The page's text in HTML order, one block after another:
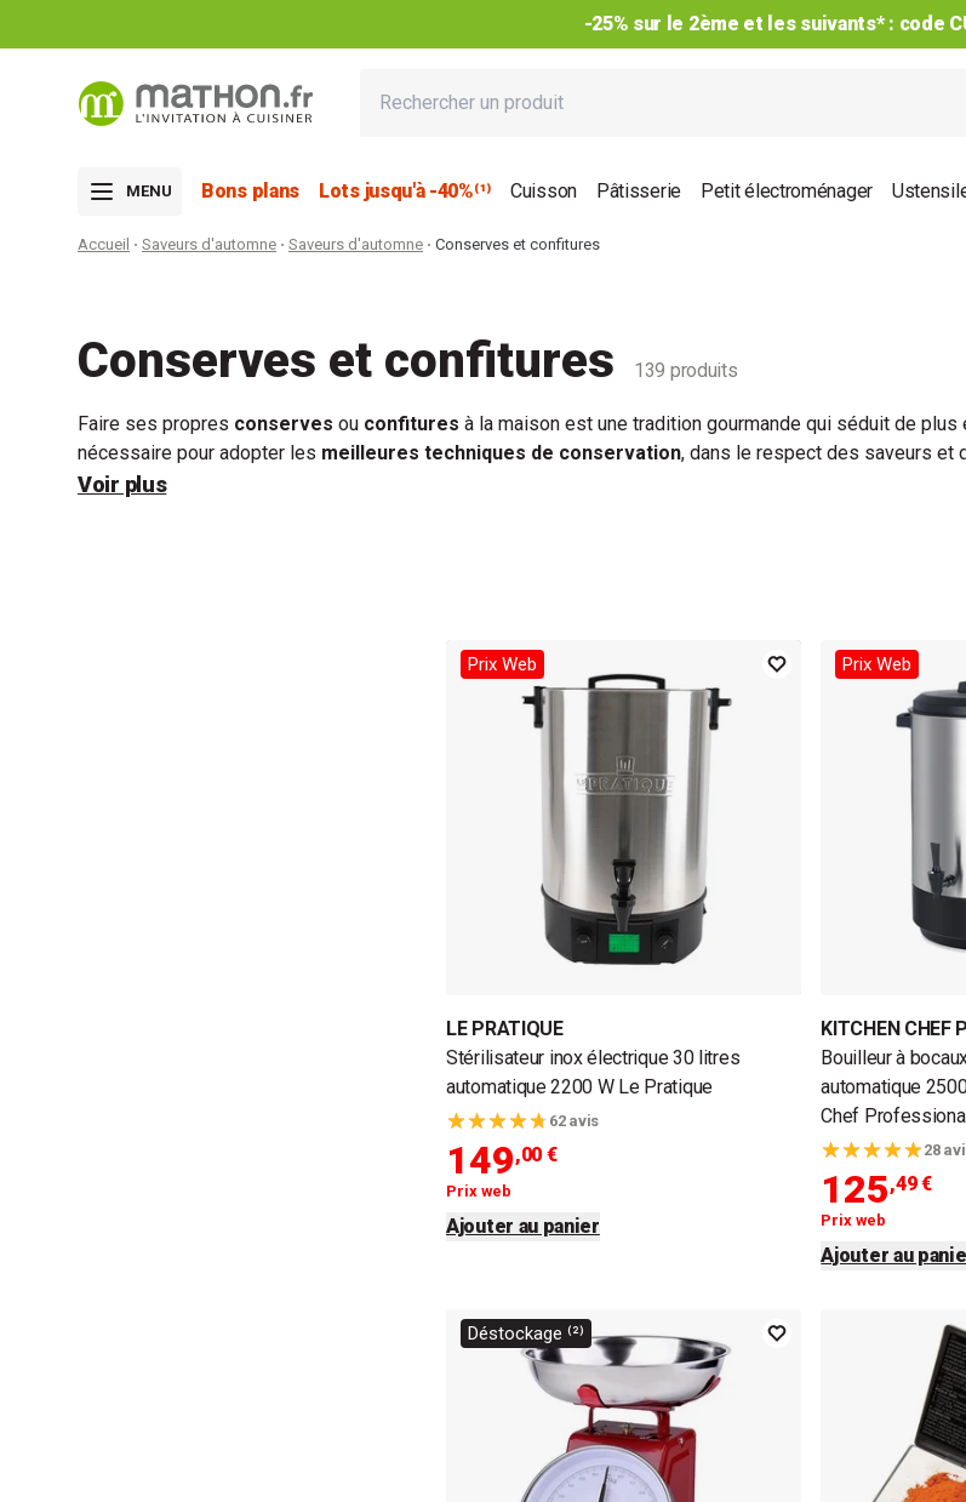
Achetez par lot, jusqu’à -40%*¹ !
MENU Bons plans Lots jusqu'à -40%⁽¹⁾ Cuisson Pâtisserie Petit électroménager
Accueil Saveurs d'automne Saveurs d'automne Conserves et confitures
Conserves et confitures 139 produits
Faire ses propres conserves ou confitures à la maison est une tradition gourmande qui séduit de
nécessaire pour adopter les meilleures techniques de conservation, dans le respect des saveurs et
produits cuits
Voir plus
Prix Web
LE PRATIQUE
Stérilisateur inox électrique 30 litres
automatique 2200 W Le Pratique
62 avis
149,00 €
Prix web
Ajouter au panier
Prix Web
KITCHEN CHEF
Bouilleur à
automatique
Chef Professional
28
125,49 €
Prix web
Ajouter au
Déstockage ⁽²⁾